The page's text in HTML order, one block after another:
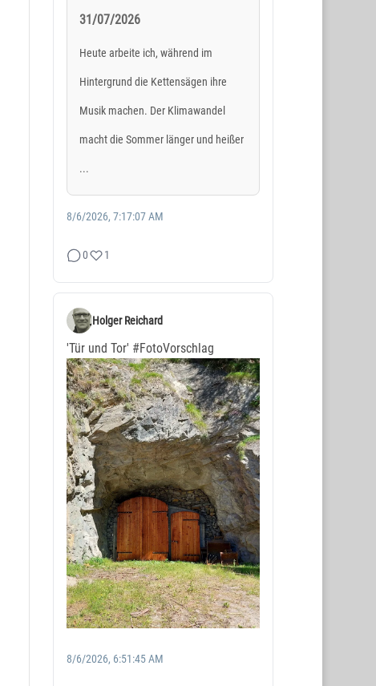
31/07/2026
Heute arbeite ich, während im
Hintergrund die Kettensägen ihre
Musik machen. Der Klimawandel
macht die Sommer länger und heißer
...
8/6/2026, 7:17:07 AM
0 1
Holger Reichard
'Tür und Tor' #FotoVorschlag
8/6/2026, 6:51:45 AM